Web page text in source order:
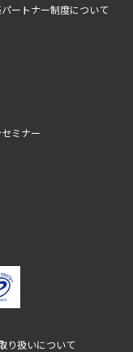
パートナー制度について
ミナー
り扱いについて